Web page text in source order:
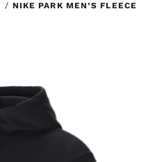
/ NIKE PARK MEN’S FLEECE